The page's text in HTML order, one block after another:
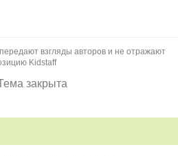
взгляды авторов и не отражают
Kidstaff
закрыта